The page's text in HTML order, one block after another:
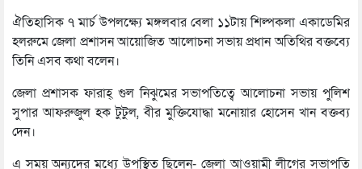
ঐতিহাসিক ৭ মার্চ উপলক্ষ্যে মঙ্গলবার বেলা ১১টায় শিল্পকলা একাডেমির
হলরুমে জেলা প্রশাসন আয়োজিত আলোচনা সভায় প্রধান অতিথির বক্তব্যে
তিনি এসব কথা বলেন।
জেলা প্রশাসক ফারাহ্ গুল নিঝুমের সভাপতিত্বে আলোচনা সভায় পুলিশ
সুপার আফরুজুল হক টুটুল, বীর মুক্তিযোদ্ধা মনোয়ার হোসেন খান বক্তব্য
দেন।
এ সময় অন্যদের মধ্যে উপস্থিত ছিলেন- জেলা আওয়ামী লীগের সভাপতি